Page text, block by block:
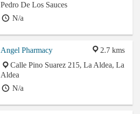
Pedro De Los Sauces
N/a
2.7 kms
Angel Pharmacy
Calle Pino Suarez 215, La Aldea, La
Aldea
N/a